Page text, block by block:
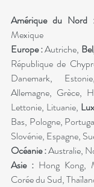
Amérique du Nord
Mexique
Europe : Autriche,
République de
Danemark,
Allemagne, Grèce,
Lettonie, Lituanie,
Bas, Pologne,
Slovénie, Espagne,
Océanie : Australie,
Asie : Hong Kong,
Corée du Sud,